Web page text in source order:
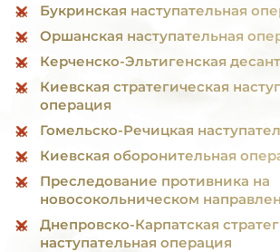
Букринская наступательная
Оршанская наступательная
Керченско-Эльтигенская
Киевская стратегическая
операция
Гомельско-Речицкая
Киевская оборонительная
Преследование противника на
новосокольническом
Днепровско-Карпатская
наступательная операция